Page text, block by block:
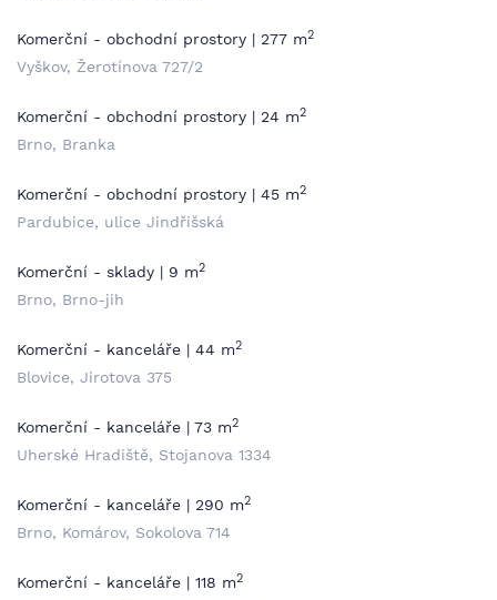
Komerční - obchodní prostory | 277 m2
Vyškov, Žerotínova 727/2
Komerční - obchodní prostory | 24 m2
Brno, Branka
Komerční - obchodní prostory | 45 m2
Pardubice, ulice Jindřišská
Komerční - sklady | 9 m2
Brno, Brno-jih
Komerční - kanceláře | 44 m2
Blovice, Jirotova 375
Komerční - kanceláře | 73 m2
Uherské Hradiště, Stojanova 1334
Komerční - kanceláře | 290 m2
Brno, Komárov, Sokolova 714
Komerční - kanceláře | 118 m2